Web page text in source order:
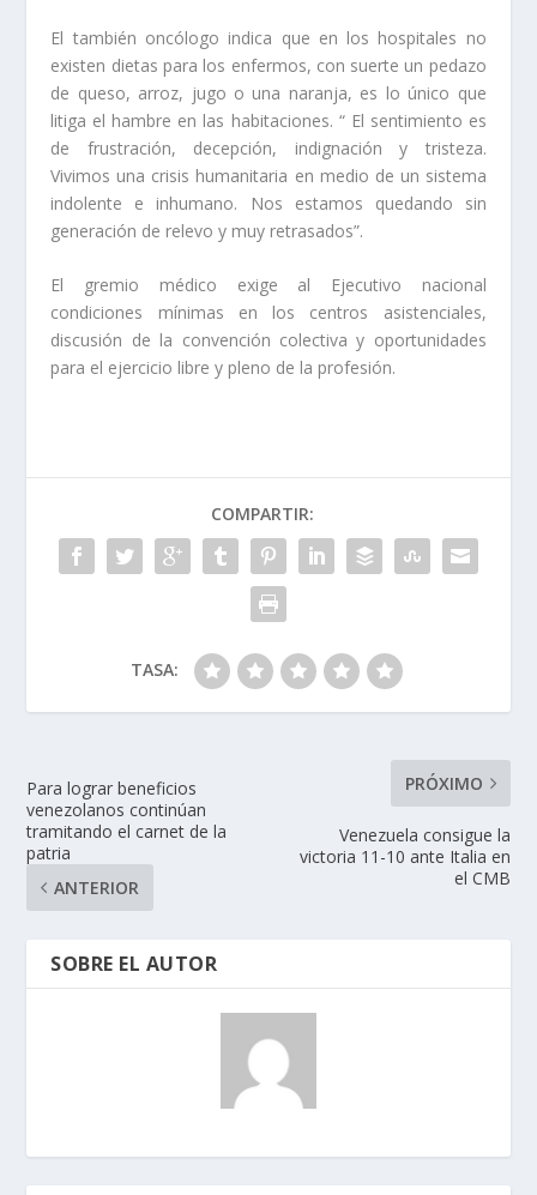
El también oncólogo indica que en los hospitales no
existen dietas para los enfermos, con suerte un pedazo
de queso, arroz, jugo o una naranja, es lo único que
litiga el hambre en las habitaciones. “ El sentimiento es
de frustración, decepción, indignación y tristeza.
Vivimos una crisis humanitaria en medio de un sistema
indolente e inhumano. Nos estamos quedando sin
generación de relevo y muy retrasados”.
El gremio médico exige al Ejecutivo nacional
condiciones mínimas en los centros asistenciales,
discusión de la convención colectiva y oportunidades
para el ejercicio libre y pleno de la profesión.
COMPARTIR:
TASA:
Para lograr beneficios
venezolanos continúan
tramitando el carnet de la
patria
ANTERIOR
PRÓXIMO
Venezuela consigue la
victoria 11-10 ante Italia en
el CMB
SOBRE EL AUTOR